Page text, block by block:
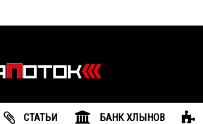
агентство
"МедиаПоток"
CТАТЬИ БАНК ХЛЫНОВ